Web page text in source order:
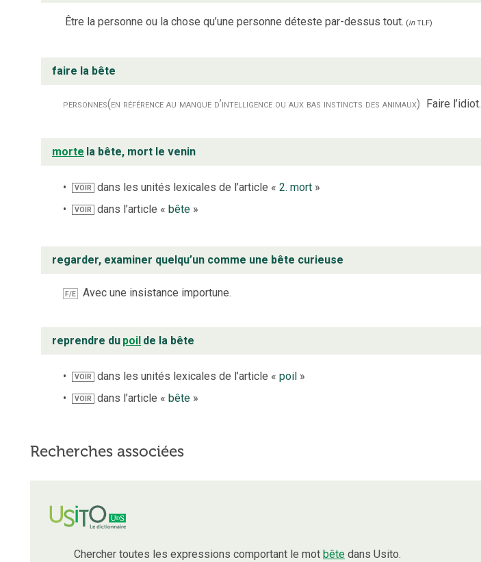
Être la personne ou la chose qu’une personne déteste par-dessus tout. (inTLF)
faire la bête
personnes(en référence au manque d’intelligence ou aux bas instincts des animaux) Faire l’idiot.
morte la bête, mort le venin
VOIR dans les unités lexicales de l’article «2. mort »
VOIR dans l’article «bête »
regarder, examiner quelqu’un comme une bête curieuse
F/E Avec une insistance importune.
reprendre du poil de la bête
VOIR dans les unités lexicales de l’article «poil »
VOIR dans l’article «bête »
Recherches associées
Chercher toutes les expressions comportant le mot bête dans Usito.